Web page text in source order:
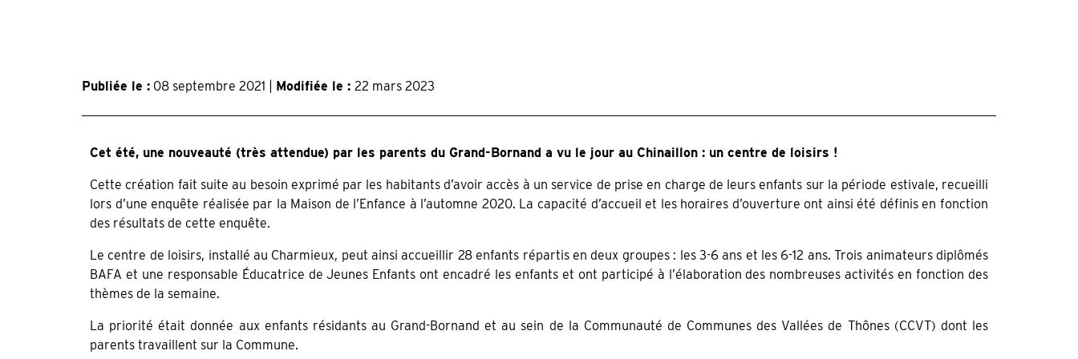
Publiée le : 08 septembre 2021 | Modifiée le : 22 mars 2023
Cet été, une nouveauté (très attendue) par les parents du Grand-Bornand a vu le jour au Chinaillon : un centre de loisirs !
Cette création fait suite au besoin exprimé par les habitants d’avoir accès à un service de prise en charge de leurs enfants sur la période estivale, recueilli
lors d’une enquête réalisée par la Maison de l’Enfance à l’automne 2020. La capacité d’accueil et les horaires d’ouverture ont ainsi été définis en fonction
des résultats de cette enquête.
Le centre de loisirs, installé au Charmieux, peut ainsi accueillir 28 enfants répartis en deux groupes : les 3-6 ans et les 6-12 ans.Trois animateurs diplômés
BAFA et une responsable Éducatrice de Jeunes Enfants ont encadré les enfants et ont participé à l’élaboration des nombreuses activités en fonction des
thèmes de la semaine.
La priorité était donnée aux enfants résidants au Grand-Bornand et au sein de la Communauté de Communes des Vallées de Thônes (CCVT) dont les
parents travaillent sur la Commune.